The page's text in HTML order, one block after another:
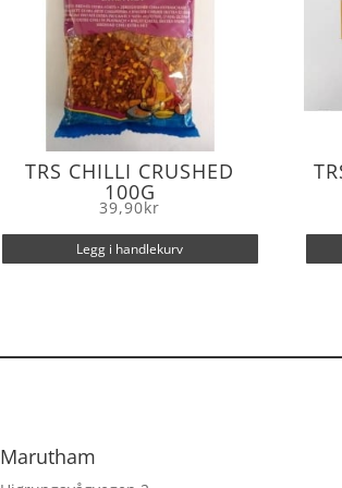
TRS CHILLI CRUSHED
100G
39,90kr
Legg i handlekurv
Marutham